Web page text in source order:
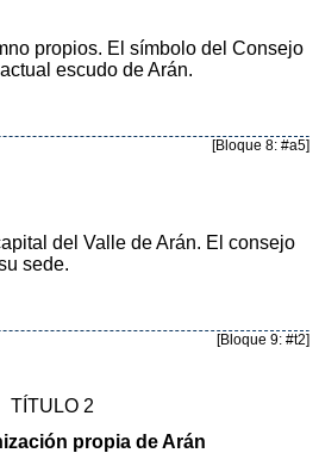
propios. El símbolo del Consejo
escudo de Arán.
[Bloque 8: #a5]
del Valle de Arán. El consejo
sede.
[Bloque 9: #t2]
TÍTULO 2
propia de Arán